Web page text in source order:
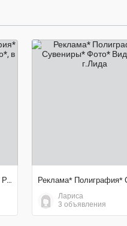
ФотоУСЛУГИ* Полиграфия* Реклама* Сувениры* Видео*
Лариса
3 объявления